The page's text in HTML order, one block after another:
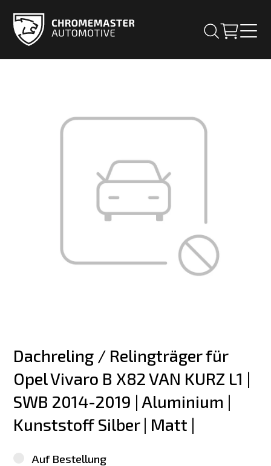
Dachreling / Relingträger für
Opel Vivaro B X82 VAN KURZ L1 |
SWB 2014-2019 | Aluminium |
Kunststoff Silber | Matt |
Auf Bestellung